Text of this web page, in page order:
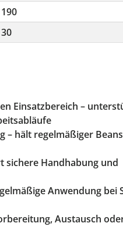
190
30
Einsatzbereich –
– hält regelmäßiger
sichere Handhabung und
Anwendung bei
Austausch